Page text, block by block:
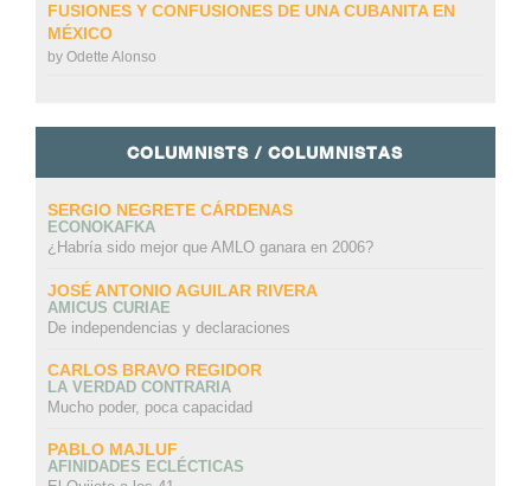
FUSIONES Y CONFUSIONES DE UNA CUBANITA EN
MÉXICO
by Odette Alonso
COLUMNISTS / COLUMNISTAS
SERGIO NEGRETE CÁRDENAS
ECONOKAFKA
¿Habría sido mejor que AMLO ganara en 2006?
JOSÉ ANTONIO AGUILAR RIVERA
AMICUS CURIAE
De independencias y declaraciones
CARLOS BRAVO REGIDOR
LA VERDAD CONTRARIA
Mucho poder, poca capacidad
PABLO MAJLUF
AFINIDADES ECLÉCTICAS